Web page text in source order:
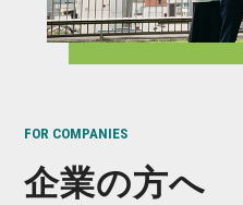
FOR COMPANIES
企業の方へ